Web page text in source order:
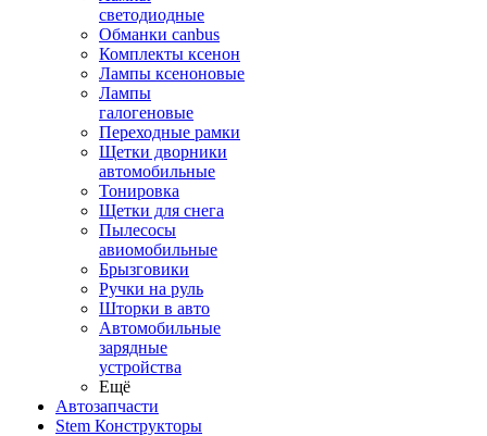
светодиодные
Обманки canbus
Комплекты ксенон
Лампы ксеноновые
Лампы
галогеновые
Переходные рамки
Щетки дворники
автомобильные
Тонировка
Щетки для снега
Пылесосы
авиомобильные
Брызговики
Ручки на руль
Шторки в авто
Автомобильные
зарядные
устройства
Ещё
Автозапчасти
Stem Конструкторы